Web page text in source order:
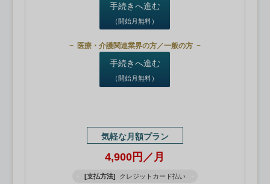
手続きへ進む
（開始月無料）
医療・介護関連業界の方／一般の方
手続きへ進む
（開始月無料）
気軽な月額プラン
4,900円／月
[支払方法] クレジットカード払い